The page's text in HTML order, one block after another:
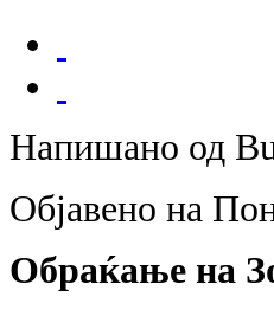
Напишано од
Објавено на
Обраќање на